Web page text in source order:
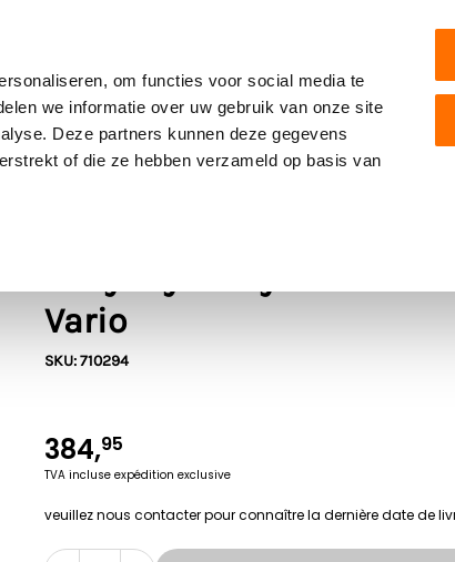
om functies voor social media te
we informatie over uw gebruik van onze site
Deze partners kunnen deze gegevens
of die ze hebben verzameld op basis van
Britains Kids Globe Jamara
Vario
SKU: 710294
384,95
TVA incluse expédition exclusive
veuillez nous contacter pour connaître la dernière date de